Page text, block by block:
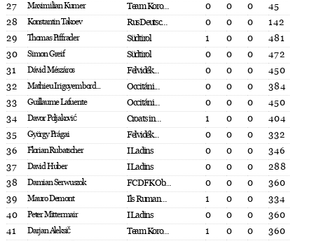
27
Maximilian Kumer Team Koro... 0 0 0
45
28
Konstantin Takoev RusDeutsc... 0 0 0
142
29
Thomas Piffrader Südtirol 1 0 0
481
30
Simon Greif Südtirol 0 0 0
472
31
Dávid Mészáros Felvidék... 0 0 0
450
32
Mathieu Irigoyembord... Occitáni... 0 0 0
384
33
Guillaume Lafuente Occitáni... 0 0 0
450
34
Davor Poljaković Croats in... 1 0 0
404
35
György Prágai Felvidék... 0 0 0
332
36
Florian Rubatscher I Ladins 0 0 0
346
37
David Huber I Ladins 0 0 0
288
38
Damian Serwuszok FC DFK Ob... 0 0 0
360
39
Mauro Demont Ils Ruman... 1 0 0
334
40
Peter Mittermair I Ladins 0 0 0
360
41
Darjan Aleksič Team Koro... 1 0 0
360